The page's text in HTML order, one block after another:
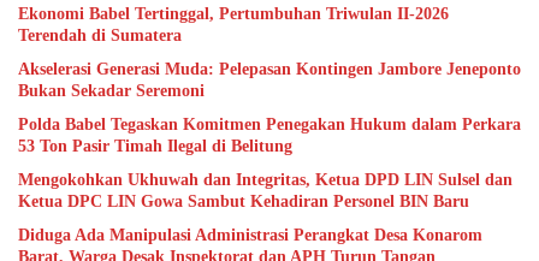
Ekonomi Babel Tertinggal, Pertumbuhan Triwulan II-2026
Terendah di Sumatera
Akselerasi Generasi Muda: Pelepasan Kontingen Jambore Jeneponto
Bukan Sekadar Seremoni
Polda Babel Tegaskan Komitmen Penegakan Hukum dalam Perkara
53 Ton Pasir Timah Ilegal di Belitung
Mengokohkan Ukhuwah dan Integritas, Ketua DPD LIN Sulsel dan
Ketua DPC LIN Gowa Sambut Kehadiran Personel BIN Baru
Diduga Ada Manipulasi Administrasi Perangkat Desa Konarom
Barat, Warga Desak Inspektorat dan APH Turun Tangan